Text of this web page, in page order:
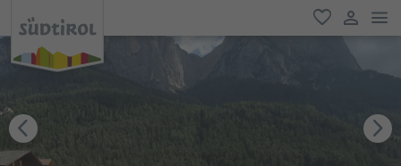
favoriti
user link